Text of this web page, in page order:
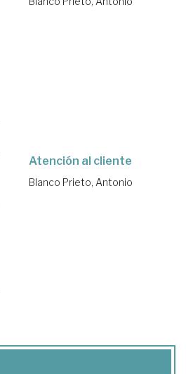
Atención al cliente
Blanco Prieto, Antonio